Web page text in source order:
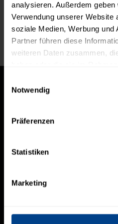
analysieren. Außerdem
Verwendung unserer Website
soziale Medien, Werbung und
Partner führen diese
weiteren Daten zusammen,
Notwendig
Präferenzen
Statistiken
Marketing
Live
NAVIGATION
Portfoliomanagement
Über uns
Datenschutz